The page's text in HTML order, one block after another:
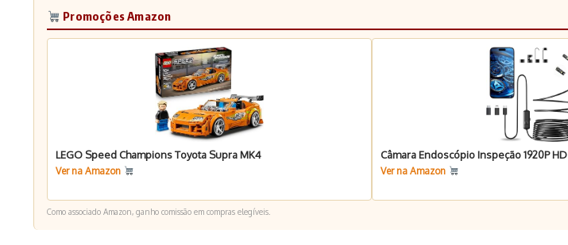
Promoções Amazon
LEGO Speed Champions Toyota Supra MK4
Ver na Amazon
Câmara Endoscópio Inspeção 1920P HD
Ver na Amazon
Como associado Amazon, ganho comissão em compras elegíveis.